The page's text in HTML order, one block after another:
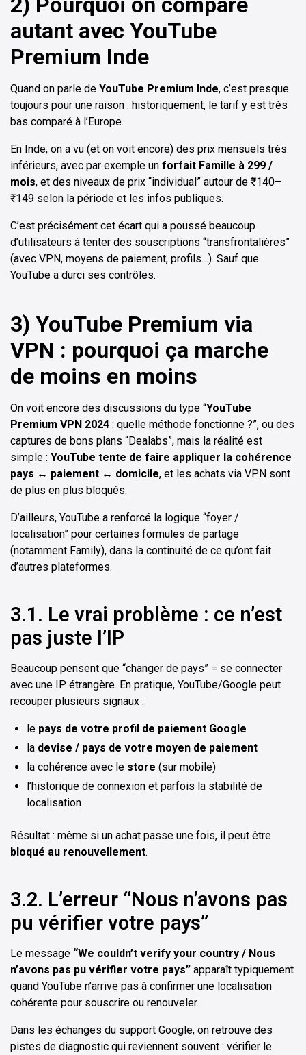
autant avec YouTube
Premium Inde
Quand on parle de YouTube Premium Inde, c’est presque
toujours pour une raison : historiquement, le tarif y est très
bas comparé à l’Europe.
En Inde, on a vu (et on voit encore) des prix mensuels très
inférieurs, avec par exemple un forfait Famille à ₹299 /
mois, et des niveaux de prix “individual” autour de ₹140–
₹149 selon la période et les infos publiques.
C’est précisément cet écart qui a poussé beaucoup
d’utilisateurs à tenter des souscriptions “transfrontalières”
(avec VPN, moyens de paiement, profils…). Sauf que
YouTube a durci ses contrôles.
3) YouTube Premium via
VPN : pourquoi ça marche
de moins en moins
On voit encore des discussions du type “YouTube
Premium VPN 2024 : quelle méthode fonctionne ?”, ou des
captures de bons plans “Dealabs”, mais la réalité est
simple : YouTube tente de faire appliquer la cohérence
pays ↔ paiement ↔ domicile, et les achats via VPN sont
de plus en plus bloqués.
D’ailleurs, YouTube a renforcé la logique “foyer /
localisation” pour certaines formules de partage
(notamment Family), dans la continuité de ce qu’ont fait
d’autres plateformes.
3.1. Le vrai problème : ce n’est
pas juste l’IP
Beaucoup pensent que “changer de pays” = se connecter
avec une IP étrangère. En pratique, YouTube/Google peut
recouper plusieurs signaux :
le pays de votre profil de paiement Google
la devise / pays de votre moyen de paiement
la cohérence avec le store (sur mobile)
l’historique de connexion et parfois la stabilité de
localisation
Résultat : même si un achat passe une fois, il peut être
bloqué au renouvellement.
3.2. L’erreur “Nous n’avons pas
pu vérifier votre pays”
Le message “We couldn’t verify your country / Nous
n’avons pas pu vérifier votre pays” apparaît typiquement
quand YouTube n’arrive pas à confirmer une localisation
cohérente pour souscrire ou renouveler.
Dans les échanges du support Google, on retrouve des
pistes de diagnostic qui reviennent souvent : vérifier le